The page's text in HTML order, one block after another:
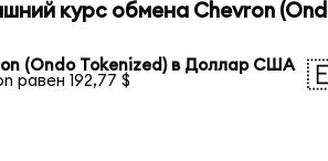
курс обмена Chevron
(Ondo Tokenized) в Доллар США
равен 192,77 $